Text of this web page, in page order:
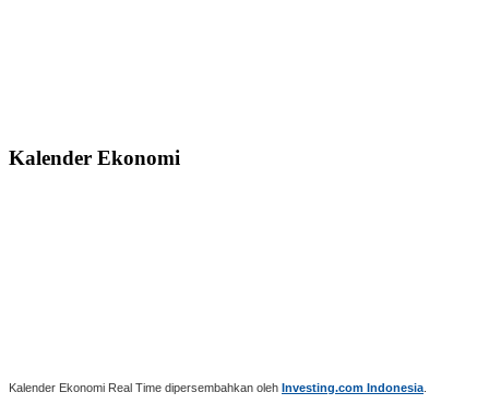
Kalender Ekonomi
Kalender Ekonomi Real Time dipersembahkan oleh Investing.com Indonesia